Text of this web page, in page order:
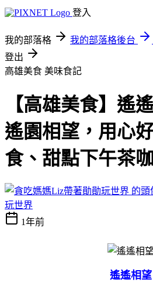
登入
我的部落格 我的部落格後台
登出
高雄美食 美味食記
【高雄美食】遙
遙園相望，用心
食、甜點下午茶
玩世界
1年前
遙遙相望